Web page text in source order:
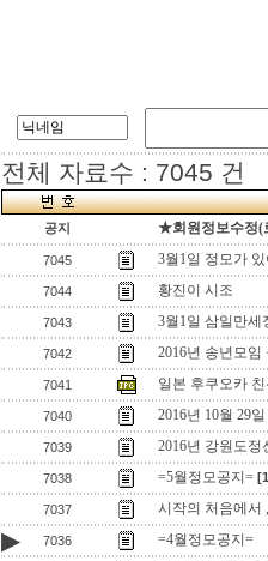
전체 자료수 : 7045 건
공지 ★회원정보수정(
7045 3월1일 정모가
7044 황진이 시조
7043 3월1일 삼일만세
7042 2016년 송년모임
7041 일본 후쿠오카
7040 2016년 10월 29
7039 2016년 강원도
7038 =5월정모공지=
7037 시작의 처음에서
▶ 7036 =4월정모공지=